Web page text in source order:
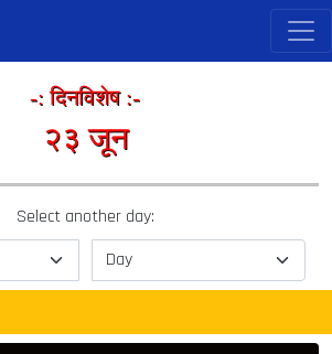
-: दिनविशेष :-
२३ जून
Select another day: